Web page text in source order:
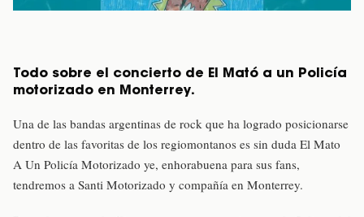
Todo sobre el concierto de El Mató a un Policía
motorizado en Monterrey.
Una de las bandas argentinas de rock que ha logrado posicionarse
dentro de las favoritas de los regiomontanos es sin duda El Mato
A Un Policía Motorizado ye, enhorabuena para sus fans,
tendremos a Santi Motorizado y compañía en Monterrey.